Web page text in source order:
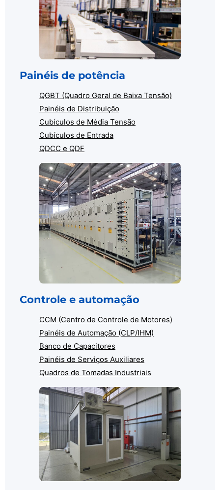
Painéis de potência
QGBT (Quadro Geral de Baixa Tensão)
Painéis de Distribuição
Cubículos de Média Tensão
Cubículos de Entrada
QDCC e QDF
Controle e automação
CCM (Centro de Controle de Motores)
Painéis de Automação (CLP/IHM)
Banco de Capacitores
Painéis de Serviços Auxiliares
Quadros de Tomadas Industriais